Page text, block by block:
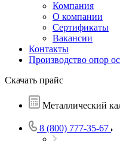
Компания
О компании
Сертификаты
Вакансии
Контакты
Производство опор
Скачать прайс
Металлический
8 (800) 777-35-67